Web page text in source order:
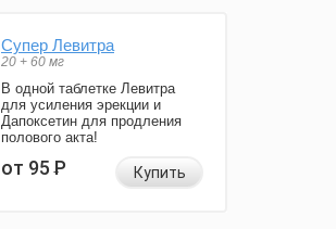
Супер Левитра
20 + 60 мг
В одной таблетке Левитра
для усиления эрекции и
Дапоксетин для продления
полового акта!
от 95Р Купить